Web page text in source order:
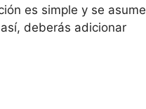
es simple y se asume
deberás adicionar